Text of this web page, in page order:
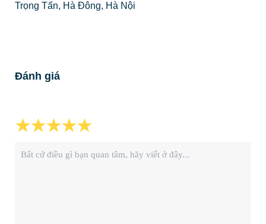
Trọng Tấn, Hà Đông, Hà Nội
Đánh giá